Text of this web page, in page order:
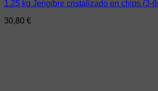
1.25 kg Jengibre cristalizado en chips (3-
30,80 €